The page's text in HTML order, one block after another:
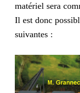
matériel sera
Il est donc
suivantes :